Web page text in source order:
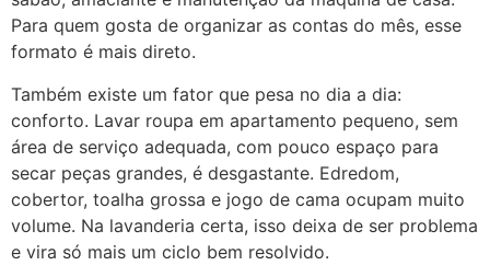
Para quem gosta de organizar as contas do mês, esse
formato é mais direto.
Também existe um fator que pesa no dia a dia:
conforto. Lavar roupa em apartamento pequeno, sem
área de serviço adequada, com pouco espaço para
secar peças grandes, é desgastante. Edredom,
cobertor, toalha grossa e jogo de cama ocupam muito
volume. Na lavanderia certa, isso deixa de ser problema
e vira só mais um ciclo bem resolvido.